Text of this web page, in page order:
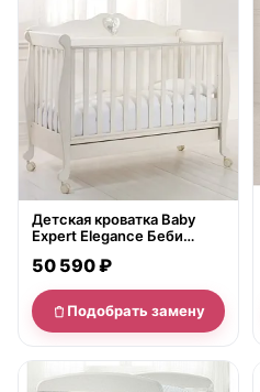
Детская кроватка Baby
Expert Elegance Беби
50 590 ₽
Подобрать замену
нет в продаже